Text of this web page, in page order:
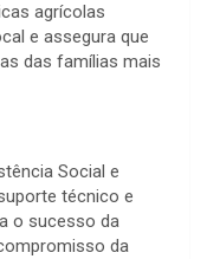
agrícolas
e assegura que
das famílias mais
Social e
técnico e
o sucesso da
da